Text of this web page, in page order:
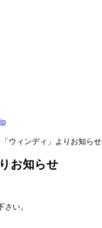
ウィンディ」よりお知らせ
お知らせ
い。